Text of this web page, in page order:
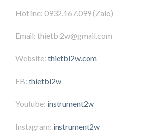
Hotline: 0932.167.099 (Zalo)
Email: thietbi2w@gmail.com
Website: thietbi2w.com
FB: thietbi2w
Youtube: instrument2w
Instagram: instrument2w